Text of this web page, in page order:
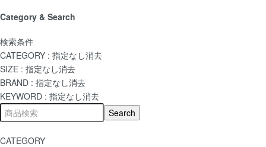
Category & Search
検索条件
CATEGORY : 指定なし消去
SIZE : 指定なし消去
BRAND : 指定なし消去
KEYWORD : 指定なし消去
CATEGORY